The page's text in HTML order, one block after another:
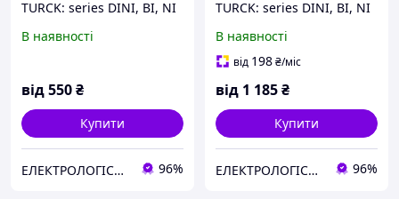
TURCK: series DINI, BI, NI
Bi15 -CP40- LIU
В наявності
від550₴
Купити
ЕЛЕКТРОЛОГІСТИК 96%
TURCK: series DINI, BI, NI
Bi15 -CP40- LIU
В наявності
від 198₴/міс
від 1 185₴
Купити
ЕЛЕКТРОЛОГІСТИК 96%